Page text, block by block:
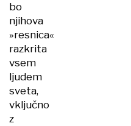
bo
njihova
»resnica«
razkrita
vsem
ljudem
sveta,
vključno
z